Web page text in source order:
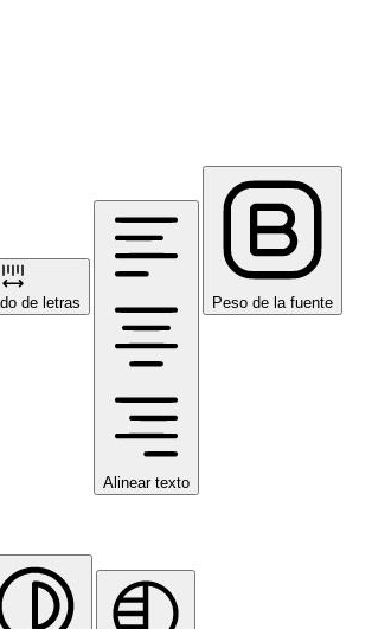
de letras
Alinear texto
Peso de la fuente